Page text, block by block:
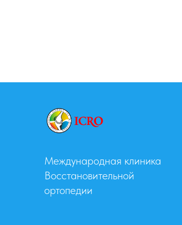
Международная клиника
Восстановительной
ортопедии